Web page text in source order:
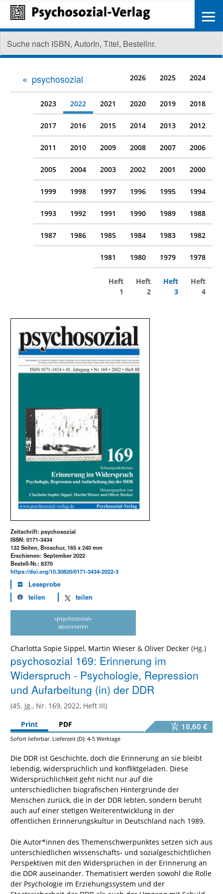
psychosozial 2026 2025 2024
2023 2022 2021 2020 2019 2018
2017 2016 2015 2014 2013 2012
2011 2010 2009 2008 2007 2006
2005 2004 2003 2002 2001 2000
1999 1998 1997 1996 1995 1994
1993 1992 1991 1990 1989 1988
1987 1986 1985 1984 1983 1982
1981 1980 1979 1978
Heft
1
Heft
2
Heft
3
Heft
4
Zeitschrift: psychosozial
ISSN: 0171-3434
132 Seiten, Broschur, 165 x 240 mm
Erschienen: September 2022
Bestell-Nr.: 8370
https://doi.org/10.30820/0171-3434-2022-3
Leseprobe
teilen
teilen
»psychosozial«
abonnieren
Charlotta Sopie Sippel, Martin Wieser & Oliver Decker
psychosozial 169: Erinnerung im
Widerspruch - Psychologie, Repression
und Aufarbeitung (in) der DDR
(45. Jg., Nr. 169, 2022, Heft III)
Print
PDF 18,60 €
Sofort lieferbar. Lieferzeit (D): 4-5 Werktage
Die DDR ist Geschichte, doch die Erinnerung an sie bleibt
lebendig, widersprüchlich und konfliktgeladen. Diese
Widersprüchlichkeit geht nicht nur auf die
unterschiedlichen biografischen Hintergründe der
Menschen zurück, die in der DDR lebten, sondern beruht
auch auf einer stetigen Weiterentwicklung in der
öffentlichen Erinnerungskultur in Deutschland nach 1989.
Die Autor*innen des Themenschwerpunktes setzen sich aus
unterschiedlichen wissenschafts- und sozialgeschichtlichen
Perspektiven mit den Widersprüchen in der Erinnerung an
die DDR auseinander. Thematisiert werden sowohl die Rolle
der Psychologie im Erziehungssystem und der
≡